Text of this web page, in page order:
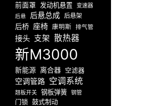
前面罩 发动机悬置 变速器
后悬 后悬总成 后悬架
后桥 座椅 康明斯 排气管
接头 支架 散热器
新M3000
新能源 离合器 空滤器
空调管路 空调系统
翘板开关 钢板弹簧 钢管
门锁 鼓式制动